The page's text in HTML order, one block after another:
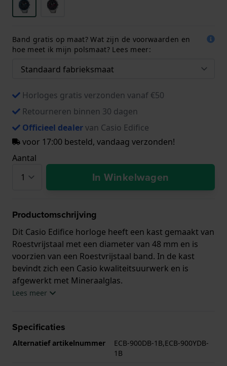
Band gratis op maat? Wat zijn de voorwaarden en
hoe meet ik mijn polsmaat? Lees meer:
Horloges gratis verzonden vanaf €50
Retourneren binnen 30 dagen
Officieel dealervan Casio Edifice
voor 17:00 besteld, vandaag verzonden!
Aantal
In Winkelwagen
Productomschrijving
Dit Casio Edifice horloge heeft een kast gemaakt van
Roestvrijstaal met een diameter van 48 mm en is
voorzien van een Roestvrijstaal band. In de kast
bevindt zich een Casio kwaliteitsuurwerk en is
afgewerkt met Mineraalglas.
horloge geleverd met 2 jaar garantie.
Lees meer
Specificaties
Alternatief artikelnummer
ECB-900DB-1B,ECB-900YDB-
1B